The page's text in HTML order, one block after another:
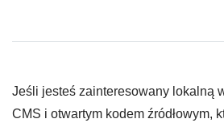
Jeśli jesteś zainteresowany lokalną
CMS i otwartym kodem źródłowym,